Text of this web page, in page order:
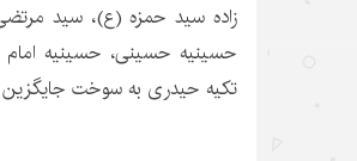
زاده سید حمزه (ع)، سید
حسینیه حسینی، حسینیه
تکیه ‏حیدری به سوخت